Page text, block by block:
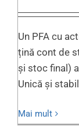
Un PFA cu
țină cont de
și stoc final)
Unică și
Mai mult